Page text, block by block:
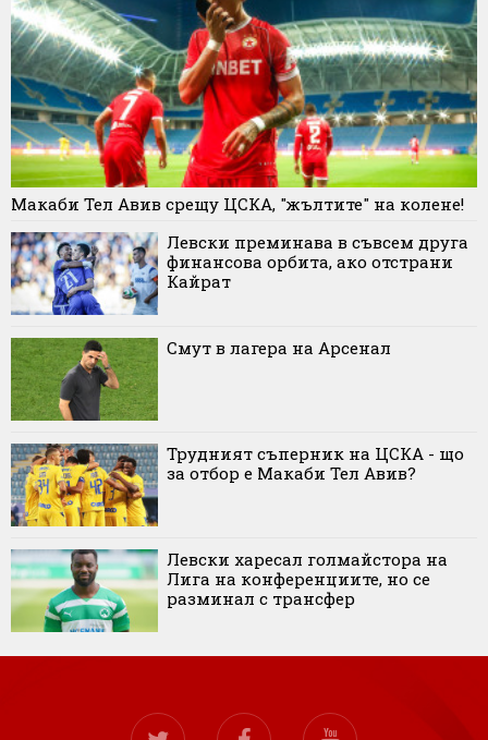
Макаби Тел Авив срещу ЦСКА, "жълтите" на колене!
Левски преминава в съвсем друга
финансова орбита, ако отстрани
Кайрат
Смут в лагера на Арсенал
Трудният съперник на ЦСКА - що
за отбор е Макаби Тел Авив?
Левски харесал голмайстора на
Лига на конференциите, но се
разминал с трансфер